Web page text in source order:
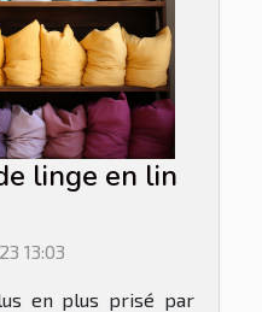
linge en lin
13:03
en plus prisé par